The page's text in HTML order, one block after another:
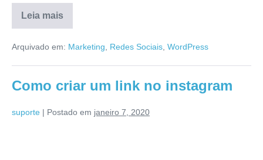
Leia mais
Arquivado em: Marketing Redes Sociais WordPress
Como criar um link no instagram
suporte | Postado em janeiro 7, 2020